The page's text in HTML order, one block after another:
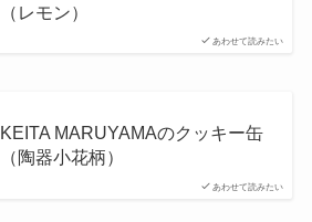
あわせて読みたい
（レモン）
あわせて読みたい
KEITA MARUYAMAのクッキー缶
（陶器小花柄）